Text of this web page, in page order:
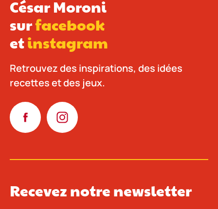
César Moroni
surfacebook
et instagram
Retrouvez des inspirations, des idées
recettes et des jeux.
Recevez notre newsletter